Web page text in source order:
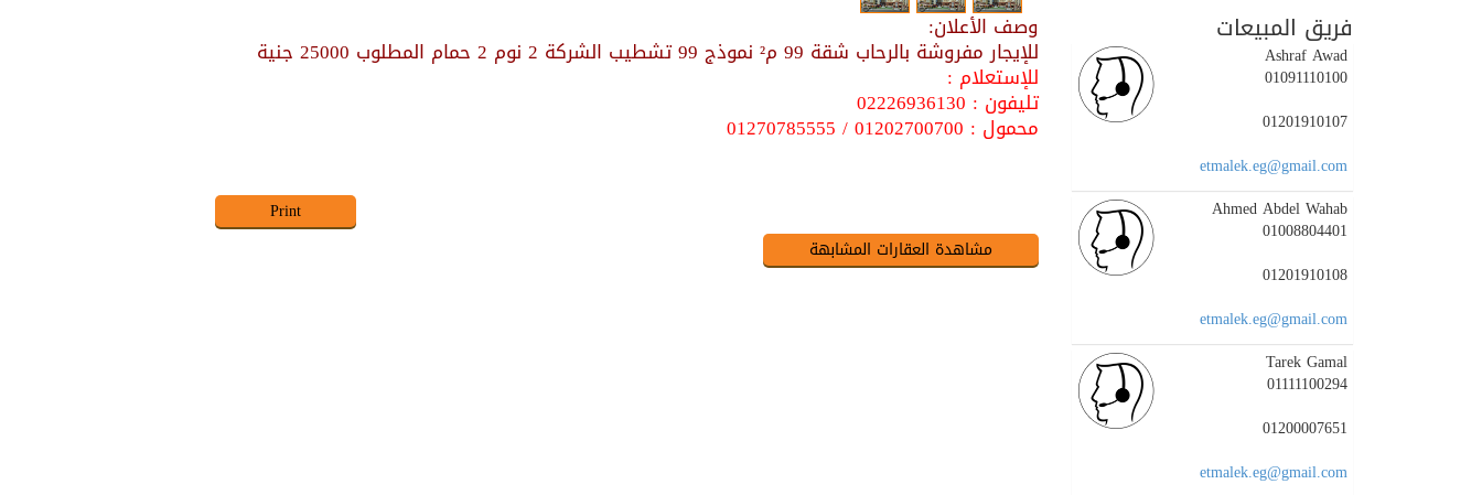
فريق المبيعات
Ashraf Awad
01091110100
01201910107
etmalek.eg@gmail.com
Ahmed Abdel Wahab
01008804401
01201910108
etmalek.eg@gmail.com
Tarek Gamal
01111100294
01200007651
etmalek.eg@gmail.com
وصف الأعلان:
للإيجار مفروشة بالرحاب شقة 99 م² نموذج 99 تشطيب الشركة 2 نوم 2 حمام المطلوب 25000 جنية
للإستعلام :
تليفون : 02226936130
محمول : 01202700700 / 01270785555